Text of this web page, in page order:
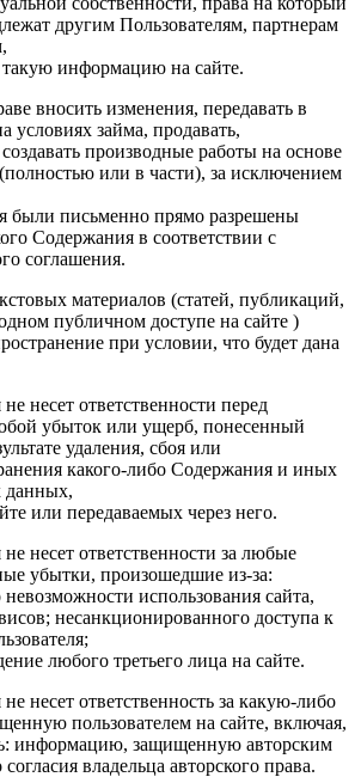
другим Пользователям, партнерам
информацию на сайте.
вносить изменения, передавать в
условиях займа, продавать,
производные работы на основе
или в части), за исключением
были письменно прямо разрешены
Содержания в соответствии с
соглашения.
материалов (статей, публикаций,
публичном доступе на сайте )
при условии, что будет дана
несет ответственности перед
убыток или ущерб, понесенный
удаления, сбоя или
какого-либо Содержания и иных
данных,
или передаваемых через него.
несет ответственности за любые
убытки, произошедшие из-за:
использования сайта,
несанкционированного доступа к
любого третьего лица на сайте.
несет ответственность за какую-либо
пользователем на сайте, включая,
информацию, защищенную авторским
владельца авторского права.